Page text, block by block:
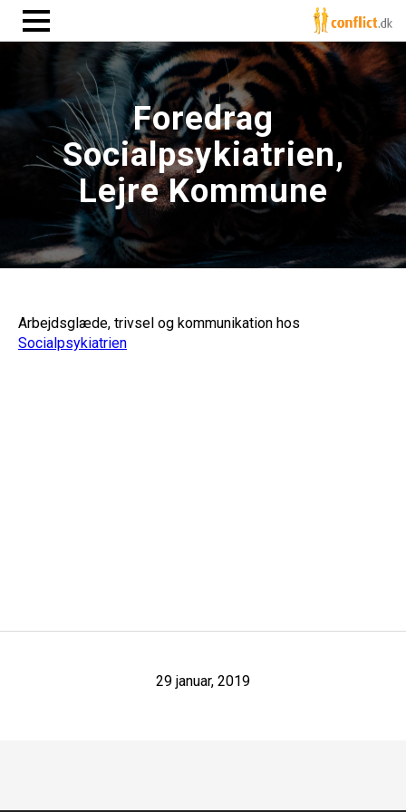
Foredrag
Socialpsykiatrien,
Lejre Kommune
Arbejdsglæde, trivsel og kommunikation hos
Socialpsykiatrien
29 januar, 2019